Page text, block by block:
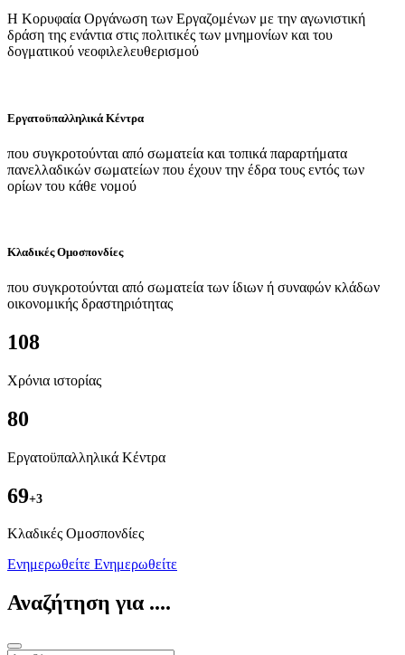
Η Κορυφαία Οργάνωση των Εργαζομένων με την αγωνιστική
δράση της ενάντια στις πολιτικές των μνημονίων και του
δογματικού νεοφιλελευθερισμού
Εργατοϋπαλληλικά Κέντρα
που συγκροτούνται από σωματεία και τοπικά παραρτήματα
πανελλαδικών σωματείων που έχουν την έδρα τους εντός των
ορίων του κάθε νομού
Κλαδικές Ομοσπονδίες
που συγκροτούνται από σωματεία των ίδιων ή συναφών κλάδων
οικονομικής δραστηριότητας
108
Χρόνια ιστορίας
80
Εργατοϋπαλληλικά Κέντρα
69+3
Kλαδικές Ομοσπονδίες
Ενημερωθείτε Ενημερωθείτε
Αναζήτηση για ....